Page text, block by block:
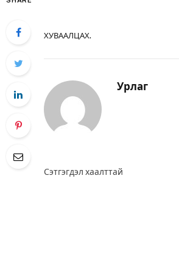
ХУВААЛЦАХ.
Урлаг
Сэтгэгдэл хаалттай